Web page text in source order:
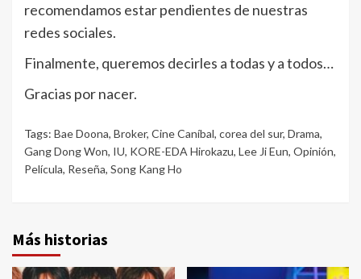
recomendamos estar pendientes de nuestras
redes sociales.
Finalmente, queremos decirles a todas y a todos…
Gracias por nacer.
Tags: Bae Doona, Broker, Cine Caníbal, corea del sur, Drama,
Gang Dong Won, IU, KORE-EDA Hirokazu, Lee Ji Eun, Opinión,
Película, Reseña, Song Kang Ho
Más historias